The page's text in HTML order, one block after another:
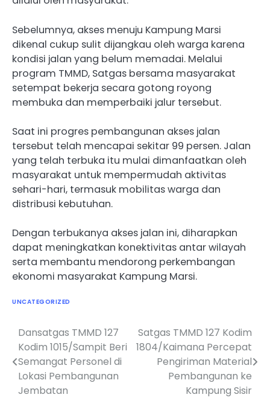
Sebelumnya, akses menuju Kampung Marsi
dikenal cukup sulit dijangkau oleh warga karena
kondisi jalan yang belum memadai. Melalui
program TMMD, Satgas bersama masyarakat
setempat bekerja secara gotong royong
membuka dan memperbaiki jalur tersebut.
Saat ini progres pembangunan akses jalan
tersebut telah mencapai sekitar 99 persen. Jalan
yang telah terbuka itu mulai dimanfaatkan oleh
masyarakat untuk mempermudah aktivitas
sehari-hari, termasuk mobilitas warga dan
distribusi kebutuhan.
Dengan terbukanya akses jalan ini, diharapkan
dapat meningkatkan konektivitas antar wilayah
serta membantu mendorong perkembangan
ekonomi masyarakat Kampung Marsi.
UNCATEGORIZED
Navigasi
pos
Dansatgas TMMD 127
Kodim 1015/Sampit Beri
Semangat Personel di
Lokasi Pembangunan
Jembatan
Satgas TMMD 127 Kodim
1804/Kaimana Percepat
Pengiriman Material
Pembangunan ke
Kampung Sisir